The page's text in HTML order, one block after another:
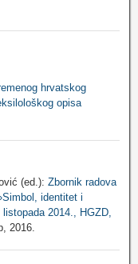
hrvatskog
opisa
(ed.): Zbornik radova
identitet i
2014., HGZD,
2016.